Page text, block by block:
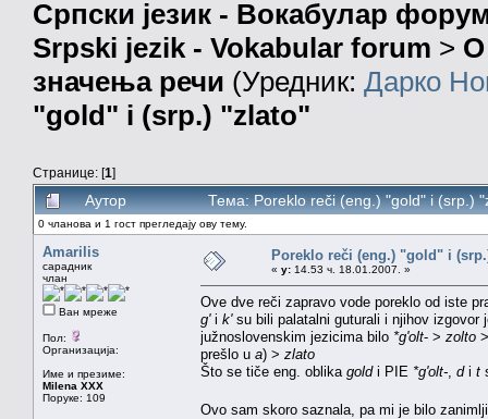
Српски језик - Вокабулар
Srpski jezik - Vokabular forum > О
значења речи (Уредник: Дарко
"gold" i (srp.) "zlato"
Странице: [1]
Аутор Тема: Poreklo reči (eng.) "gold" i (srp.)
0 чланова и 1 гост прегледају ову тему.
Amarilis
сарадник
члан
Ван мреже
Пол:
Организација:
Име и презиме:
Milena XXX
Поруке: 109
Poreklo reči (eng.) "gold" i
« у: 14.53 ч. 18.01.2007. »
Ove dve reči zapravo vode poreklo od iste
g'i k'su bili palatalni guturali i njihov izgovor
južnoslovenskim jezicima bilo *g'olt- > zolto
prešlo u a) > zlato
Što se tiče eng. oblika goldi PIE *g'olt- di t
Ovo sam skoro saznala, pa mi je bilo